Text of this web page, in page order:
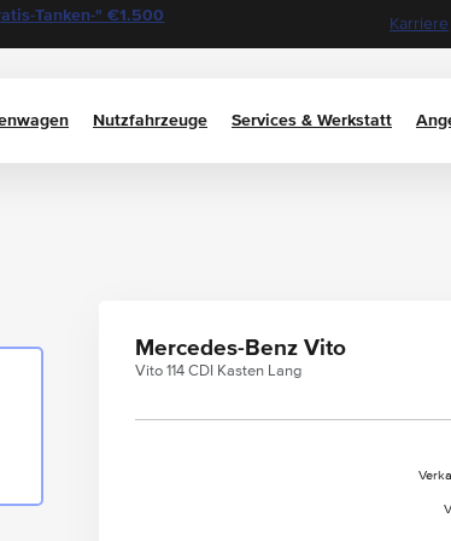
Tanken-" €1.500
Karriere
Nutzfahrzeuge Services & Werkstatt
Mercedes-Benz Vito
Vito 114 CDI Kasten Lang